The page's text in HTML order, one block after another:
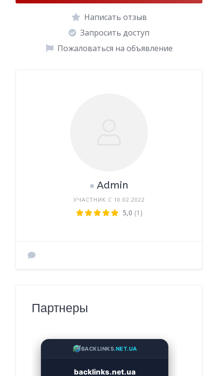
Написать отзыв
Запросить доступ
Пожаловаться на объявление
Admin
УЧАСТНИК С 10.02.2022
5,0 (1)
Партнеры